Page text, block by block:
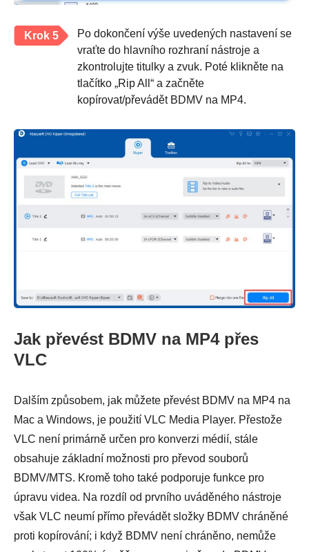
Krok 5
Po dokončení výše uvedených nastavení se
vraťte do hlavního rozhraní nástroje a
zkontrolujte titulky a zvuk. Poté klikněte na
tlačítko „Rip All“ a začněte
kopírovat/převádět BDMV na MP4.
Jak převést BDMV na MP4 přes
VLC
Dalším způsobem, jak můžete převést BDMV na MP4 na
Mac a Windows, je použití VLC Media Player. Přestože
VLC není primárně určen pro konverzi médií, stále
obsahuje základní možnosti pro převod souborů
BDMV/MTS. Kromě toho také podporuje funkce pro
úpravu videa. Na rozdíl od prvního uváděného nástroje
však VLC neumí přímo převádět složky BDMV chráněné
proti kopírování; i když BDMV není chráněno, nemůže